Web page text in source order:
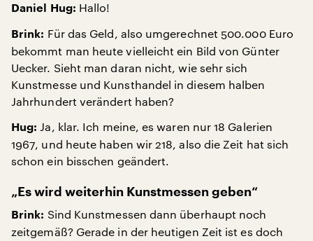
Daniel Hug: Hallo!
Brink: Für das Geld, also umgerechnet 500.000 Euro
bekommt man heute vielleicht ein Bild von Günter
Uecker. Sieht man daran nicht, wie sehr sich
Kunstmesse und Kunsthandel in diesem halben
Jahrhundert verändert haben?
Hug: Ja, klar. Ich meine, es waren nur 18 Galerien
1967, und heute haben wir 218, also die Zeit hat sich
schon ein bisschen geändert.
„Es wird weiterhin Kunstmessen geben“
Brink: Sind Kunstmessen dann überhaupt noch
zeitgemäß? Gerade in der heutigen Zeit ist es doch